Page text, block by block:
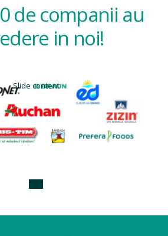
de companii au
in noi!
Slide content